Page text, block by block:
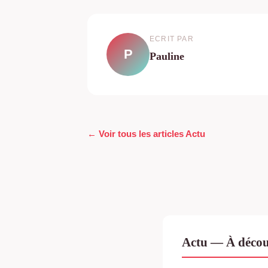
P
ECRIT PAR
Pauline
← Voir tous les articles Actu
Actu — À